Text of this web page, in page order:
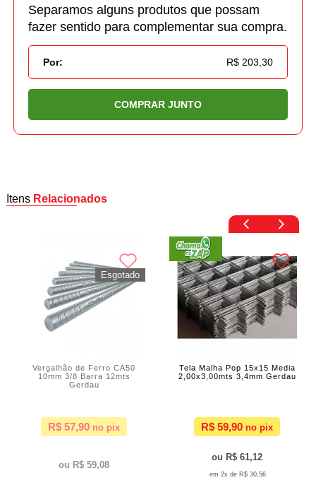
Separamos alguns produtos que possam
fazer sentido para complementar sua compra.
Por: R$ 203,30
COMPRAR JUNTO
Itens Relacionados
Vergalhão de Ferro CA50
10mm 3/8 Barra 12mts
Gerdau
R$ 57,90
R$ 59,08
Tela Malha Pop 15x15 Media
2,00x3,00mts 3,4mm Gerdau
R$ 59,90
R$ 61,12
2x de R$ 30,56